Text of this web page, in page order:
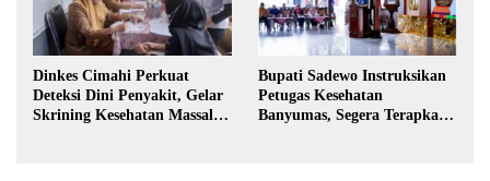
Dinkes Cimahi Perkuat
Deteksi Dini Penyakit, Gelar
Skrining Kesehatan Massal di
Bupati Sadewo Instruksikan
Petugas Kesehatan
Banyumas, Segera Terapkan